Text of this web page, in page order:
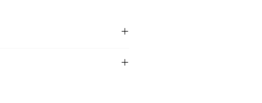
e análise)